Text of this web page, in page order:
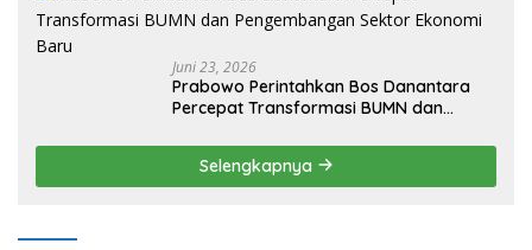
Juni 23, 2026
Prabowo Perintahkan Bos Danantara
Percepat Transformasi BUMN dan
Selengkapnya